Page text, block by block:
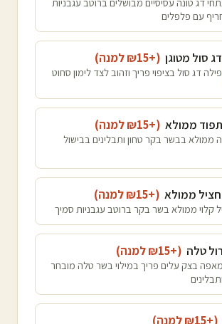
עם פלפלים
דג סול מטוגן (+₪
15 למנה)
פילה דג סול בציפוי פריך וזהוב לצד לימון סחוט
ממולא (+₪
15 למנה)
ממולא בבשר בקר טחון ותבלינים בבישול
ממולא (+₪
15 למנה)
קלוי ממולא בשר בקר ברוטב עגבניות סמיך
טלה (+₪
15 למנה)
מאפה בצק עלים פריך במילוי בשר טלה מובחר
(+₪
15 למנה)